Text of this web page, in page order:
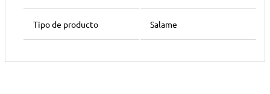
Tipo de producto Salame